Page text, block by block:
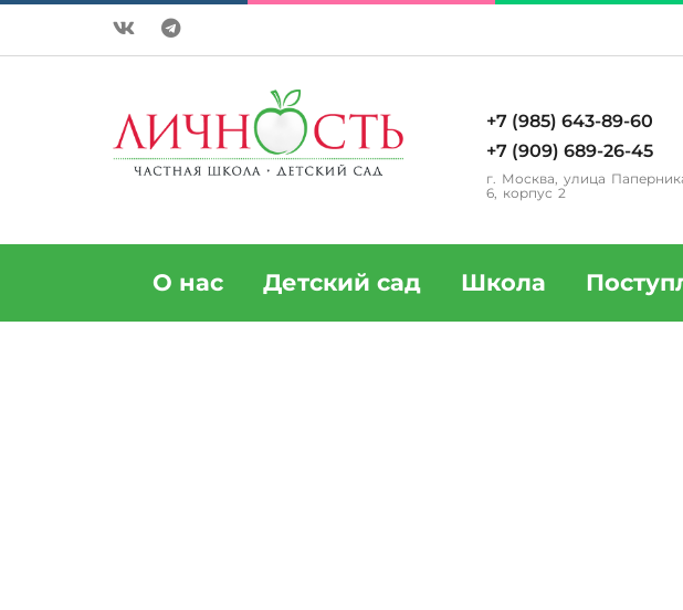
+7 (985) 643-89-60
+7 (909) 689-26-45
г. Москва, улица
6, корпус 2
О нас Детский сад Школа